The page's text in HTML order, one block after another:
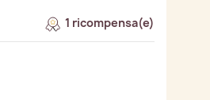
1 ricompensa(e)